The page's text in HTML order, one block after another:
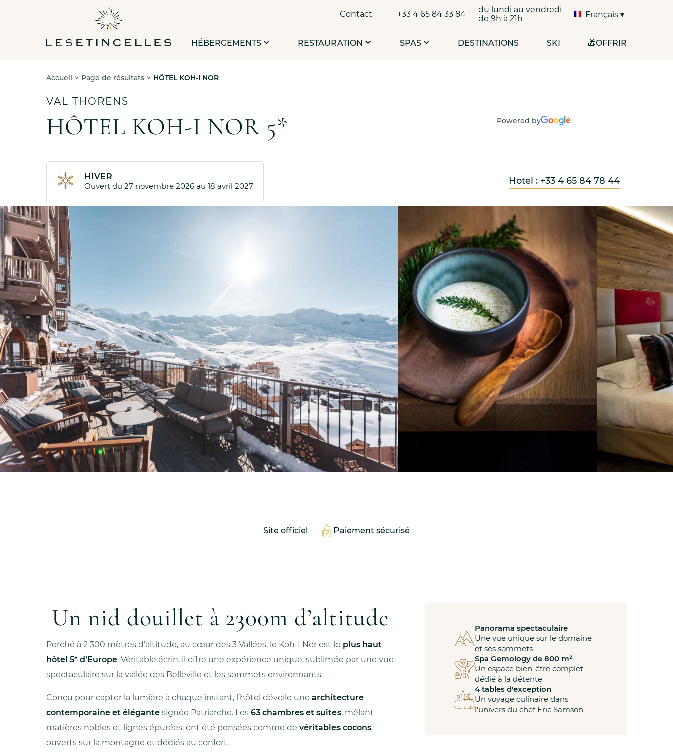
Contact +33 4 65 84 33 84
du lundi au vendredi
de 9h à 21h
Français
HÉBERGEMENTS RESTAURATION SPAS DESTINATIONS SKI 🎁OFFRIR
Accueil Page de résultats HÔTEL KOH-I NOR
HÔTEL KOH-I NOR 5*
VAL THORENS
Powered by
HIVER
Ouvert du 27 novembre 2026 au 18 avril 2027 Hotel : +33 4 65 84 78 44
Site officiel Paiement sécurisé
Un nid douillet à 2300m d’altitude
Perché à 2 300 mètres d’altitude, au cœur des 3 Vallées, le Koh-I Nor est le plus haut
hôtel 5* d’Europe. Véritable écrin, il offre une expérience unique, sublimée par une vue
spectaculaire sur la vallée des Belleville et les sommets environnants.
Conçu pour capter la lumière à chaque instant, l’hôtel dévoile une architecture
contemporaine et élégante signée Patriarche. Les 63 chambres et suites, mêlant
matières nobles et lignes épurées, ont été pensées comme de véritables cocons,
ouverts sur la montagne et dédiés au confort.
Panorama spectaculaire
Une vue unique sur le domaine
et ses sommets
Spa Gemology de 800 m²
Un espace bien-être complet
dédié à la détente
4 tables d'exception
Un voyage culinaire dans
l'univers du chef Eric Samson